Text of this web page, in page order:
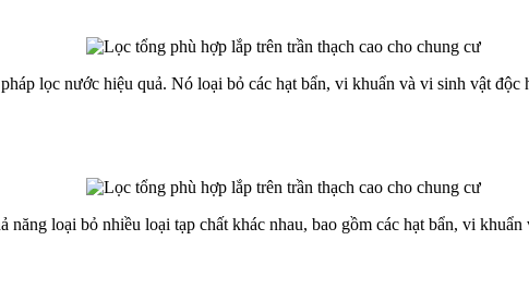
lọc nước hiệu quả. Nó loại bỏ các hạt bẩn, vi khuẩn và vi sinh vật
loại bỏ nhiều loại tạp chất khác nhau, bao gồm các hạt bẩn, vi